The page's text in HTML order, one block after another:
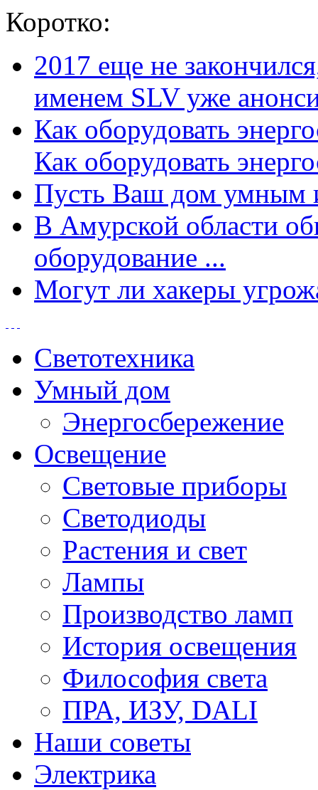
Коротко:
2017 еще не
именем SLV уже
Как оборудовать
Как оборудовать
Пусть Ваш дом умным
В Амурской области
оборудование ...
Могут ли хакеры
Светотехника
Умный дом
Энергосбережение
Освещение
Световые приборы
Светодиоды
Растения и свет
Лампы
Производство ламп
История освещения
Философия света
ПРА, ИЗУ, DALI
Наши советы
Электрика